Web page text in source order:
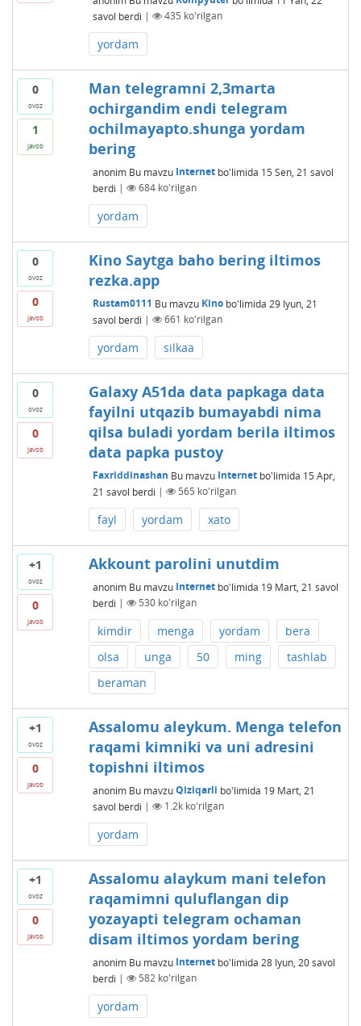
savol berdi | 435 ko'rilgan
yordam
0
ovoz
1
javob
Man telegramni 2,3marta
ochirgandim endi telegram
ochilmayapto.shunga yordam
bering
anonim Bu mavzu Internetbo'limida 15 Sen, 21 savol
berdi | 684ko'rilgan
yordam
0
ovoz
0
javob
Kino Saytga baho bering iltimos
rezka.app
Rustam0111 Bu mavzu Kinobo'limida 29 Iyun, 21
savol berdi | 661 ko'rilgan
yordam silkaa
0
ovoz
0
javob
Galaxy A51da data papkaga data
fayilni utqazib bumayabdi nima
qilsa buladi yordam berila iltimos
data papka pustoy
Faxriddinashan Bu mavzu Internetbo'limida 15 Apr,
21 savol berdi | 565 ko'rilgan
fayl yordam xato
+1
ovoz
0
javob
Akkount parolini unutdim
anonim Bu mavzu Internetbo'limida 19 Mart, 21 savol
berdi | 530ko'rilgan
kimdir menga yordam
bera
olsa
unga 50 ming
tashlab
beraman
+1
ovoz
0
javob
Assalomu aleykum. Menga telefon
raqami kimniki va uni adresini
topishni iltimos
anonim Bu mavzuQiziqarli bo'limida 19 Mart, 21
savol berdi | 1.2kko'rilgan
yordam
+1
ovoz
0
javob
Assalomu alaykum mani telefon
raqamimni quluflangan dip
yozayapti telegram ochaman
disam iltimos yordam bering
anonim Bu mavzu Internetbo'limida 28 Iyun, 20 savol
berdi | 582ko'rilgan
yordam